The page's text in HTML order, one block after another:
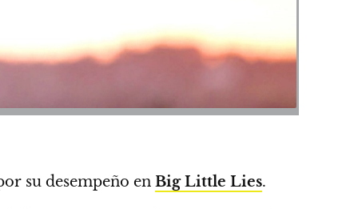
su desempeño en Big Little Lies.